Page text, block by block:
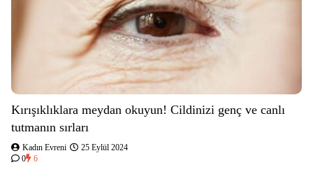
Kırışıklıklara meydan okuyun! Cildinizi genç ve canlı
tutmanın sırları
Kadın Evreni
25 Eylül 2024
0
6